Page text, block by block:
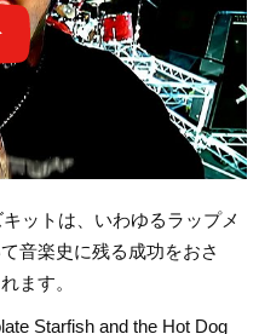
ットは、いわゆるラップメ
音楽史に残る成功をおさ
ます。
Starfish and the Hot Dog